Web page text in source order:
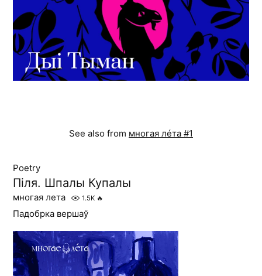
See also from многая лéта #1
Poetry
Піля. Шпалы Купалы
многая лета 1.5K 🔥
Падобрка вершаў